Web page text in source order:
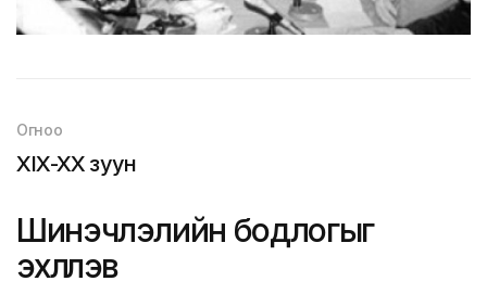
Огноо
XIX-XX зуун
Шинэчлэлийн бодлогыг
эхлүүлэв